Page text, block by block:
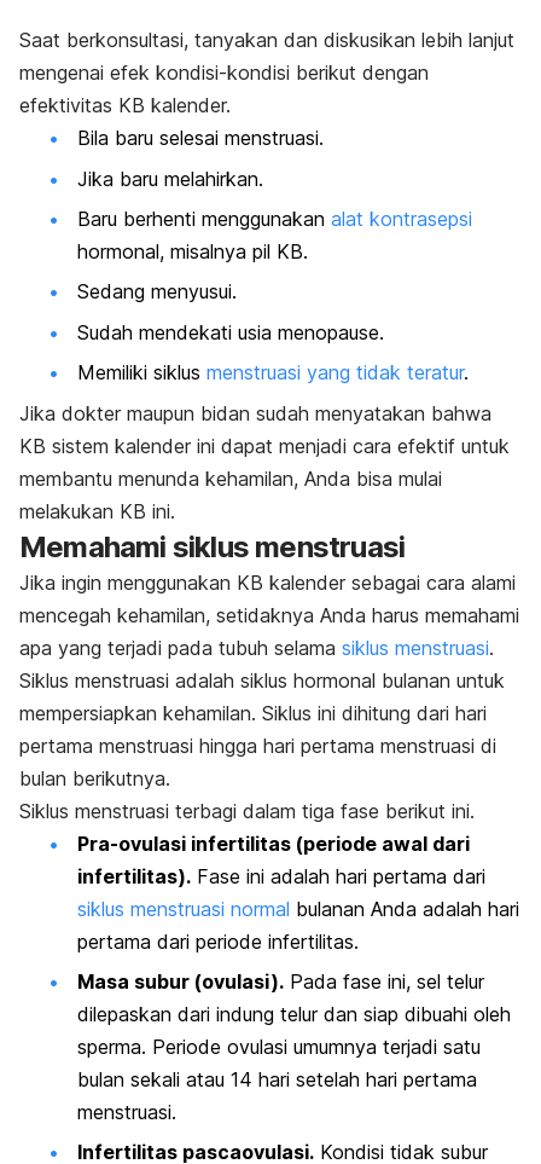
Saat berkonsultasi, tanyakan dan diskusikan lebih lanjut
mengenai efek kondisi-kondisi berikut dengan
efektivitas KB kalender.
Bila baru selesai menstruasi.
Jika baru melahirkan.
Baru berhenti menggunakan alat kontrasepsi
hormonal, misalnya pil KB.
Sedang menyusui.
Sudah mendekati usia menopause.
Memiliki siklus menstruasi yang tidak teratur.
Jika dokter maupun bidan sudah menyatakan bahwa
KB sistem kalender ini dapat menjadi cara efektif untuk
membantu menunda kehamilan, Anda bisa mulai
melakukan KB ini.
Memahami siklus menstruasi
Jika ingin menggunakan KB kalender sebagai cara alami
mencegah kehamilan, setidaknya Anda harus memahami
apa yang terjadi pada tubuh selama siklus menstruasi.
Siklus menstruasi adalah siklus hormonal bulanan untuk
mempersiapkan kehamilan. Siklus ini dihitung dari hari
pertama menstruasi hingga hari pertama menstruasi di
bulan berikutnya.
Siklus menstruasi terbagi dalam tiga fase berikut ini.
Pra-ovulasi infertilitas (periode awal dari
infertilitas). Fase ini adalah hari pertama dari
siklus menstruasi normal bulanan Anda adalah hari
pertama dari periode infertilitas.
Masa subur (ovulasi). Pada fase ini, sel telur
dilepaskan dari indung telur dan siap dibuahi oleh
sperma. Periode ovulasi umumnya terjadi satu
bulan sekali atau 14 hari setelah hari pertama
menstruasi.
Infertilitas pascaovulasi. Kondisi tidak subur